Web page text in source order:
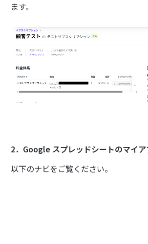
ます。
2．Google スプレッドシートのマイ
以下のナビをご覧ください。